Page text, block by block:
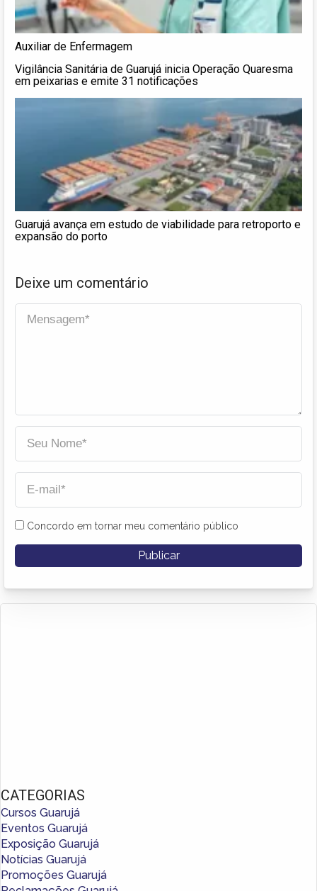
Auxiliar de Enfermagem
Vigilância Sanitária de Guarujá inicia Operação Quaresma
em peixarias e emite 31 notificações
Guarujá avança em estudo de viabilidade para retroporto e
expansão do porto
Deixe um comentário
Concordo em tornar meu comentário público
CATEGORIAS
Cursos Guarujá
Eventos Guarujá
Exposição Guarujá
Notícias Guarujá
Promoções Guarujá